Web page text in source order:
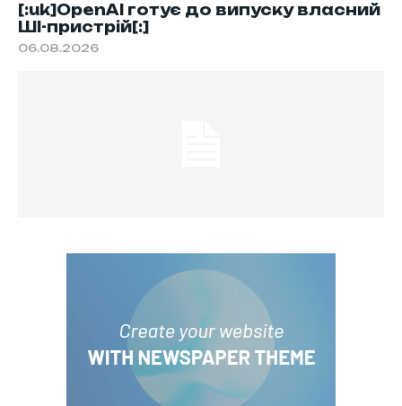
[:uk]OpenAI готує до випуску власний
ШІ-пристрій[:]
06.08.2026